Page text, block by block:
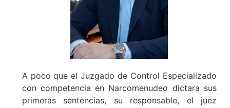
A poco que el Juzgado de Control Especializado
con competencia en Narcomenudeo dictara sus
primeras sentencias, su responsable, el juez